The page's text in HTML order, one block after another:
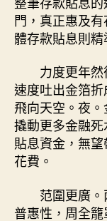
門，真正惠及
體存款貼息則
力度更年
速度吐出金箔
飛向天空。夜
撬動更多金融
貼息資金，無
花費。
范圍更廣
普惠性，周全